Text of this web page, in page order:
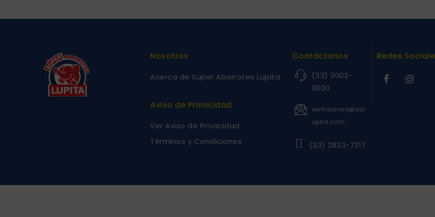
Nosotros
Acerca de Super Abarrotes Lupita
Aviso de Privacidad
Ver Aviso de Privacidad
Términos y Condiciones
Contáctanos
(33) 3002-
0000
ventaslinea@sal
upita.com
(33) 2833-7217
Redes